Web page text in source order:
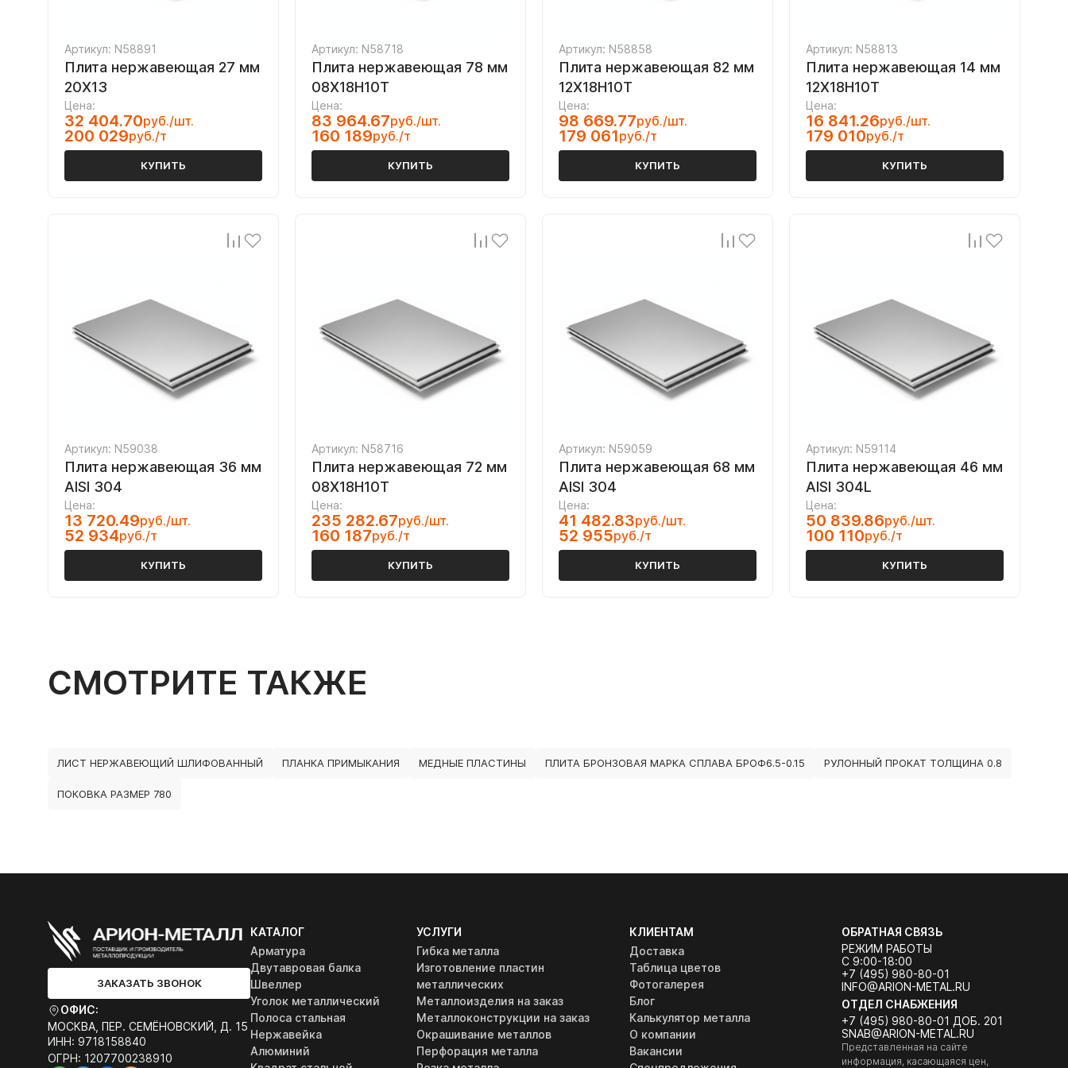
Артикул: N58891
Плита нержавеющая 27 мм
20Х13
Цена:
32 404.70руб./шт.
200 029руб./т
КУПИТЬ
Артикул: N58718
Плита нержавеющая 78 мм
08Х18Н10Т
Цена:
83 964.67руб./шт.
160 189руб./т
КУПИТЬ
Артикул: N58858
Плита нержавеющая 82 мм
12Х18Н10Т
Цена:
98 669.77руб./шт.
179 061руб./т
КУПИТЬ
Артикул: N58813
Плита нержавеющая 14 мм
12Х18Н10Т
Цена:
16 841.26руб./шт.
179 010руб./т
КУПИТЬ
Артикул: N59038
Плита нержавеющая 36 мм
AISI 304
Цена:
13 720.49руб./шт.
52 934руб./т
КУПИТЬ
Артикул: N58716
Плита нержавеющая 72 мм
08Х18Н10Т
Цена:
235 282.67руб./шт.
160 187руб./т
КУПИТЬ
Артикул: N59059
Плита нержавеющая 68 мм
AISI 304
Цена:
41 482.83руб./шт.
52 955руб./т
КУПИТЬ
Артикул: N59114
Плита нержавеющая 46 мм
AISI 304L
Цена:
50 839.86руб./шт.
100 110руб./т
КУПИТЬ
СМОТРИТЕ ТАКЖЕ
ЛИСТ НЕРЖАВЕЮЩИЙ ШЛИФОВАННЫЙ ПЛАНКА ПРИМЫКАНИЯ МЕДНЫЕ ПЛАСТИНЫ ПЛИТА БРОНЗОВАЯ МАРКА СПЛАВА БРОФ6.5-0.15 РУЛОННЫЙ ПРОКАТ ТОЛЩИНА 0.8
ПОКОВКА РАЗМЕР 780
ЗАКАЗАТЬ ЗВОНОК
ОФИС:
МОСКВА, ПЕР. СЕМЁНОВСКИЙ, Д. 15
ИНН: 9718158840
ОГРН: 1207700238910
КАТАЛОГ
Арматура
Двутавровая балка
Швеллер
Уголок металлический
Полоса стальная
Нержавейка
Алюминий
УСЛУГИ
Гибка металла
Изготовление пластин
металлических
Металлоизделия на заказ
Металлоконструкции на заказ
Окрашивание металлов
Перфорация металла
КЛИЕНТАМ
Доставка
Таблица цветов
Фотогалерея
Блог
Калькулятор металла
О компании
Вакансии
ОБРАТНАЯ СВЯЗЬ
РЕЖИМ РАБОТЫ
С 9:00-18:00
+7 (495) 980-80-01
INFO@ARION-METAL.RU
ОТДЕЛ СНАБЖЕНИЯ
+7 (495) 980-80-01 ДОБ. 201
SNAB@ARION-METAL.RU
Представленная на сайте
информация, касающаяся цен,